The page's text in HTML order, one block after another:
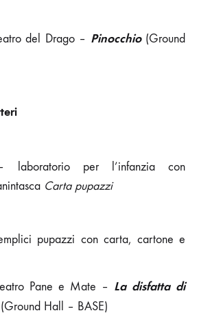
del Drago – Pinocchio (Ground
per l’infanzia con
Carta pupazzi
pupazzi con carta, cartone e
Pane e Mate – La disfatta di
Hall – BASE)